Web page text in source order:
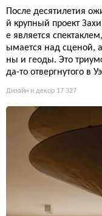
После десятилетия
й крупный проект
е является
ымается над сценой,
ны и геоды. Это
да-то отвергнутого в
Дизайн и декор 17 327